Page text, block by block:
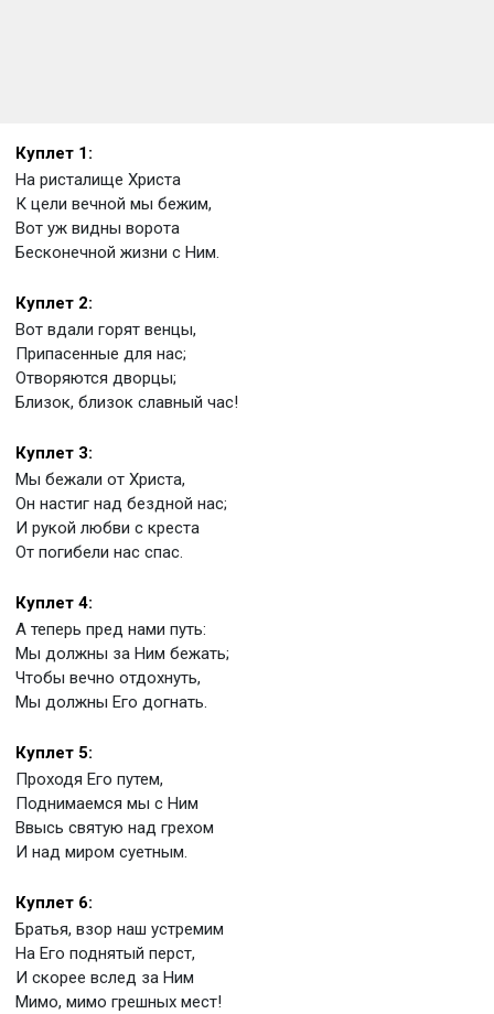
Куплет 1:
На ристалище Христа
К цели вечной мы бежим,
Вот уж видны ворота
Бесконечной жизни с Ним.
Куплет 2:
Вот вдали горят венцы,
Припасенные для нас;
Отворяются дворцы;
Близок, близок славный час!
Куплет 3:
Мы бежали от Христа,
Он настиг над бездной нас;
И рукой любви с креста
От погибели нас спас.
Куплет 4:
А теперь пред нами путь:
Мы должны за Ним бежать;
Чтобы вечно отдохнуть,
Мы должны Его догнать.
Куплет 5:
Проходя Его путем,
Поднимаемся мы с Ним
Ввысь святую над грехом
И над миром суетным.
Куплет 6:
Братья, взор наш устремим
На Его поднятый перст,
И скорее вслед за Ним
Мимо, мимо грешных мест!